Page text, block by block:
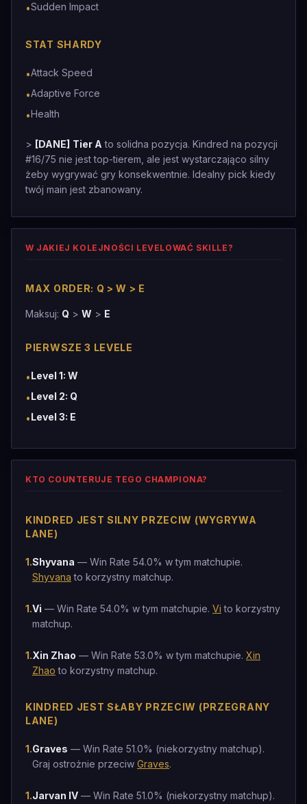
•Sudden Impact
STAT SHARDY
•Attack Speed
•Adaptive Force
•Health
> [DANE] Tier A to solidna pozycja. Kindred na pozycji
#16/75 nie jest top-tierem, ale jest wystarczająco silny
żeby wygrywać gry konsekwentnie. Idealny pick kiedy
twój main jest zbanowany.
W JAKIEJ KOLEJNOŚCI LEVELOWAĆ SKILLE?
MAX ORDER: Q > W > E
Maksuj: Q > W > E
PIERWSZE 3 LEVELE
•Level 1: W
•Level 2: Q
•Level 3: E
KTO COUNTERUJE TEGO CHAMPIONA?
KINDRED JEST SILNY PRZECIW (WYGRYWA
LANE)
1.Shyvana — Win Rate 54.0% w tym matchupie.
Shyvana to korzystny matchup.
1.Vi — Win Rate 54.0% w tym matchupie. Vi to korzystny
matchup.
1.Xin Zhao — Win Rate 53.0% w tym matchupie. Xin
Zhao to korzystny matchup.
KINDRED JEST SŁABY PRZECIW (PRZEGRANY
LANE)
1.Graves — Win Rate 51.0% (niekorzystny matchup).
Graj ostrożnie przeciw Graves.
1.Jarvan IV — Win Rate 51.0% (niekorzystny matchup).